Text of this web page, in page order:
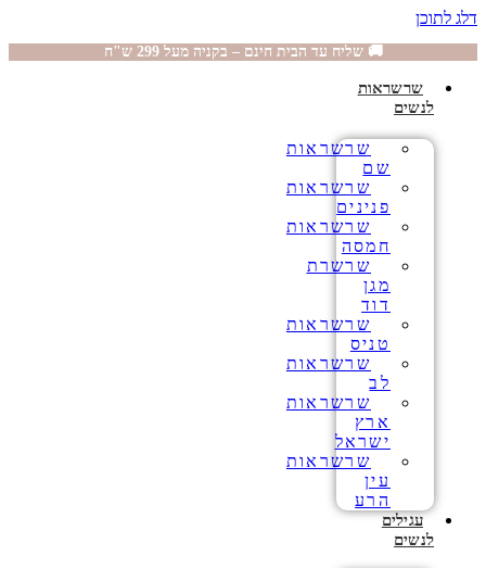
דלג לתוכן
🚚 שליח עד הבית חינם – בקניה מעל 299 ש"ח
שרשראות
לנשים
שרשראות
שם
שרשראות
פנינים
שרשראות
חמסה
שרשרת
מגן
דוד
שרשראות
טניס
שרשראות
לב
שרשראות
ארץ
ישראל
שרשראות
עין
הרע
עגילים
לנשים